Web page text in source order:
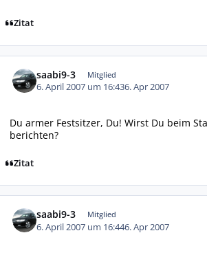
Zitat
saabi9-3 Mitglied
6. April 2007 um 16:436. Apr 2007
Du armer Festsitzer, Du! Wirst Du beim
berichten?
Zitat
saabi9-3 Mitglied
6. April 2007 um 16:446. Apr 2007